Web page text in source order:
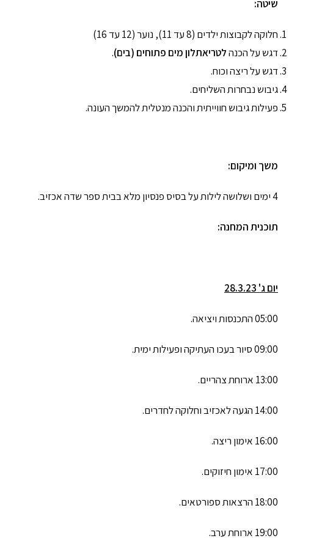
שיטה:
חלוקה לקבוצות ילדים (8 עד 11), נוער (12 עד 16)
דגש על הכנהלטריאתלון מים פתוחים (בים).
דגש על ריצה וכוח.
גיבוש נבחרות השליחים.
פעילות גיבוש חווייתית והכנה מנטלית להמשך העונה.
משך ומיקום:
4 ימים ושלושה לילות על בסיס פנסיון מלא בבית ספר שדה אכזיב.
תוכנית המחנה:
יום ג' 28.3.23
05:00 התכנסות ויציאה.
09:00 סיור בעכו העתיקה ופעילות ימית.
13:00 ארוחת צהריים.
14:00 הגעה לאכזיב וחלוקה לחדרים.
16:00 אימון ריצה.
17:00 אימון חיזוקים.
18:00 הרצאות ספורטאים.
19:00 ארוחת ערב.